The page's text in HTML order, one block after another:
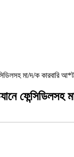
মা/দ/ক কারবারি